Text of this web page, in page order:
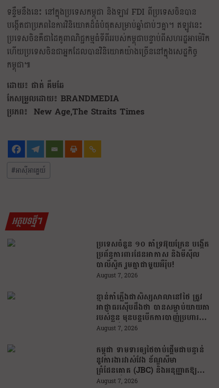
ទន្ទឹមនឹងនេះ នៅក្នុងប្រទេសកម្ពុជា និងឡាវ FDI ពីប្រទេសចិនបាន
បង្កើតជាប្រភពនៃការវិនិយោគដ៏ធំបំផុតសម្រាប់ឆ្នាំជាប់ៗគ្នា។ ឥឡូវនេះ
ប្រទេសចិនគឺជាដៃគូពាណិជ្ជកម្មធំទីពីររបស់កម្ពុជាបន្ទាប់ពីសហរដ្ឋអាម៉េរិក
ហើយប្រទេសចិនជាអ្នកដែលបានវិនិយោគយ៉ាងច្រើននៅក្នុងសេដ្ឋកិច្ច
កម្ពុជា៕
ដោយ៖ ផាត់ គឹមឆែ
កែសម្រួលដោយ៖ BRANDMEDIA
ប្រភព៖ New Age,The Straits Times
#អាស៊ីអាគ្នេយ៍
អត្ថបទថ្មីៗ
ប្រទេសចំនួន ១០ គាំទ្រអ៊ុយក្រែន បង្កើត
ប្រព័ន្ធការពារដែនអាកាស និងមីស៊ីល
បាលីស្ទិក រួមគ្នាជាមួយអឺរ៉ុប!
August 7, 2026
ខ្មាន់កាំភ្លើងជាសិស្សសាលានៅថៃ ត្រូវ
អាជ្ញាធរស៊ើបដឹងថា បានសម្លាប់យាយតា
របស់ខ្លួន មុនបន្តបើកការបាញ់ប្រហារនៅ
សាលារៀន
August 7, 2026
កម្ពុជា ទាមទារឲ្យថៃចាប់ផ្តើមជាបន្ទាន់
នូវការងារវាស់វែង ខ័ណ្ឌសីមា
ព្រំដែនគោគ (JBC) និងអនុញ្ញាតឱ្យ
ពលរដ្ឋភៀសសឹកវិលទៅលំនៅឋានវិញ
August 7, 2026